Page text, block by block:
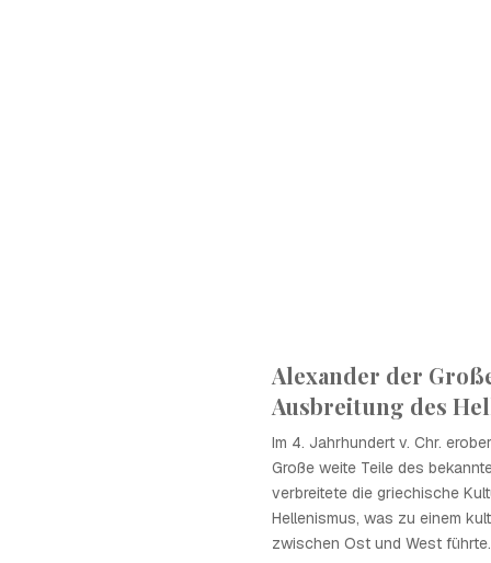
Alexander der
Ausbreitung des
Im 4. Jahrhundert v. Chr.
Große weite Teile des
verbreitete die griechische
Hellenismus, was zu einem
zwischen Ost und West führte.